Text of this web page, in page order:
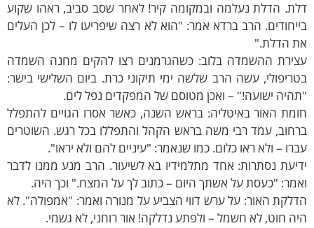
הדלת נעלמה ובמקומה קיר! לאחר שסב סביב, ראהו שקוע
הרב ברדא אמר: "הוא לא רצה שיפריעו לו – לכן העלים
הדלת."
ההשמדה בלוב: כשהגרמנים רצו להקים מחנה השמדה
עשה הרב שלשה ימי תיקוני כרת. ביום השלישי בישר:
ישועה!" – ואכן מטוסם של המפקדים נפל לים.
האור באיטליה: בראש השנה, כאשר אסרו הגויים להתפלל
עמד רבי משה בראש הקהל והתפללו בכל רגש. השוטרים
– ולא ראו כלום. כמו שנאמר: "עיניים להם ולא יראו".
נסתרות: אחד מתלמידיו בא לשיעור. הרב מנע ממנו לדבר
"כעסת על אשתך היום – כתוב לך על המצח." וכך היה.
האור: על ערש דווי הצביע על מנורה ואמר: "אמפולה". לא
חוט, לא חשמל – ולפתע נדלקה! אור רוחני, לא גשמי.